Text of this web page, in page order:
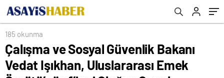
Olağan Genel Kurulu’nda konuştu
185 okunma
Çalışma ve Sosyal Güvenlik Bakanı
Vedat Işıkhan, Uluslararası Emek